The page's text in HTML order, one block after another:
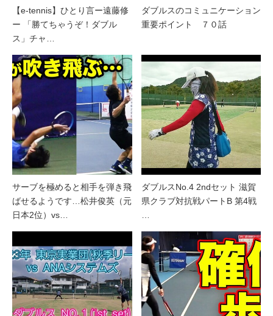
【e-tennis】ひとり言ー遠藤修
ー 「勝てちゃうぞ！ダブル
ス」チャ…
ダブルスのコミュニケーション
重要ポイント ７０話
サーブを極めると相手を弾き飛
ばせるようです…松井俊英（元
日本2位）vs…
ダブルスNo.4 2ndセット 滋賀
県クラブ対抗戦パートB 第4戦